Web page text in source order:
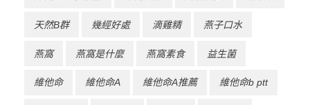
天然B群 幾經好處 滴雞精 燕子口水
燕窩 燕窩是什麼 燕窩素食 益生菌
維他命 維他命A 維他命A推薦 維他命b ptt